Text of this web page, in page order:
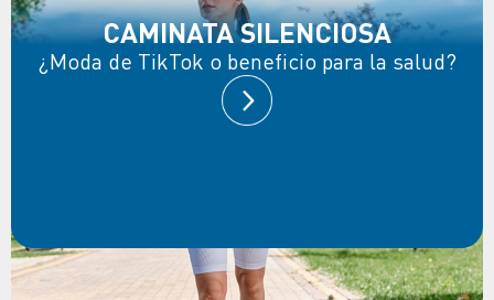
CAMINATA SILENCIOSA
¿Moda de TikTok o beneficio para la salud?